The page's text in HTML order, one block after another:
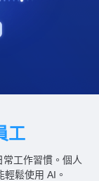
工
工作習慣。個人
鬆使用 AI。